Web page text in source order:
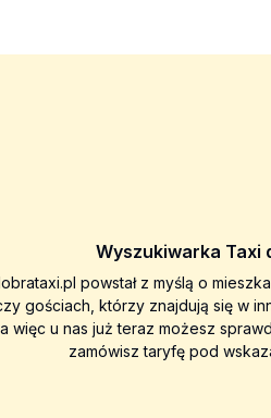
Wyszukiwarka Taxi
powstał z myślą o
gościach, którzy znajdują się w
więc u nas już teraz możesz
zamówisz taryfę pod